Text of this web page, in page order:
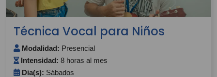
Técnica Vocal para Niños
Modalidad: Presencial
Intensidad: 8 horas al mes
Dia(s): Sábados